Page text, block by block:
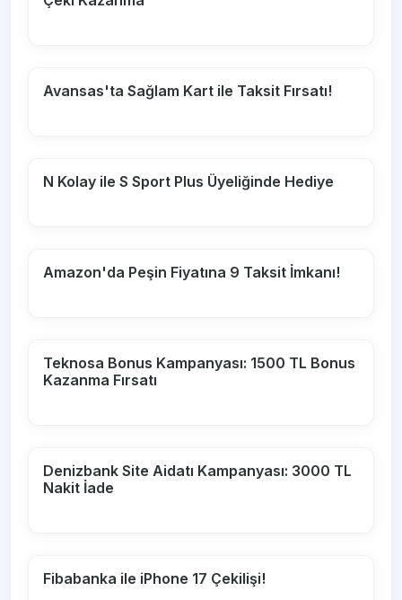
Avansas'ta Sağlam Kart ile Taksit Fırsatı!
N Kolay ile S Sport Plus Üyeliğinde Hediye
Amazon'da Peşin Fiyatına 9 Taksit İmkanı!
Teknosa Bonus Kampanyası: 1500 TL Bonus
Kazanma Fırsatı
Denizbank Site Aidatı Kampanyası: 3000 TL
Nakit İade
Fibabanka ile iPhone 17 Çekilişi!